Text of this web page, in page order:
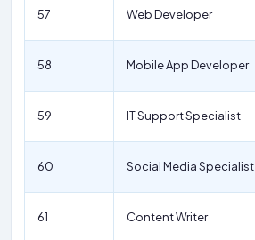
57 Web Developer
58 Mobile App Developer
59 IT Support Specialist
60 Social Media Specialist
61 Content Writer